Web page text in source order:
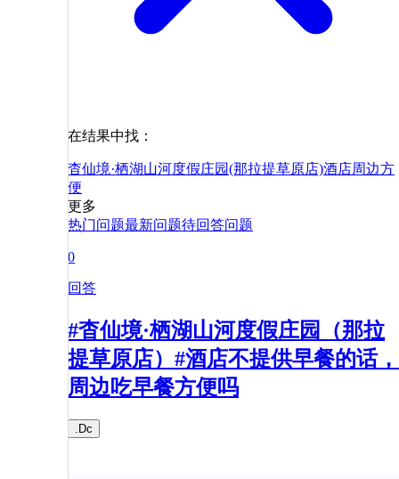
在结果中找：
杳仙境·栖湖山河度假庄园(那拉提草原店)酒店周边方
便
更多
热门问题最新问题待回答问题
0
回答
#杳仙境·栖湖山河度假庄园（那拉
提草原店）#酒店不提供早餐的话，
周边吃早餐方便吗
.Dc